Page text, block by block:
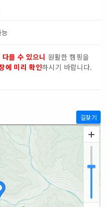
를 수 있으니 원활한 캠핑을
에 미리 확인하시기 바랍니다.
길찾기